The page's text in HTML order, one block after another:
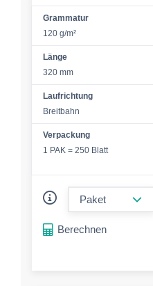
Grammatur
120 g/m²
Länge
320 mm
Laufrichtung
Breitbahn
Verpackung
1 PAK = 250 Blatt
Berechnen